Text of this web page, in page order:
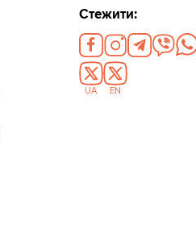
Стежити:
UA EN